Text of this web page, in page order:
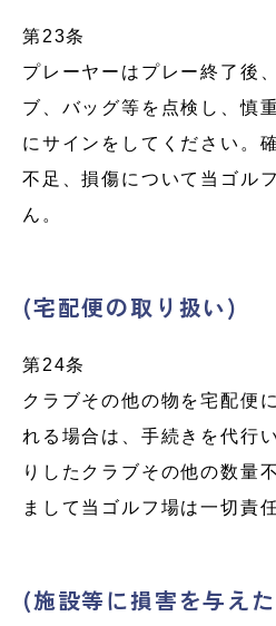
第23条
プレーヤーはプレー終了後
ブ、バッグ等を点検し、慎
にサインをしてください。
不足、損傷について当ゴル
ん。
(宅配便の取り扱い)
第24条
クラブその他の物を宅配便
れる場合は、手続きを代行
りしたクラブその他の数量
まして当ゴルフ場は一切責
(施設等に損害を与え